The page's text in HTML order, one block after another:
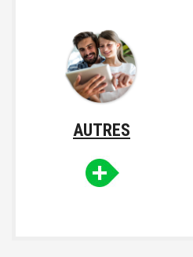
AUTRES